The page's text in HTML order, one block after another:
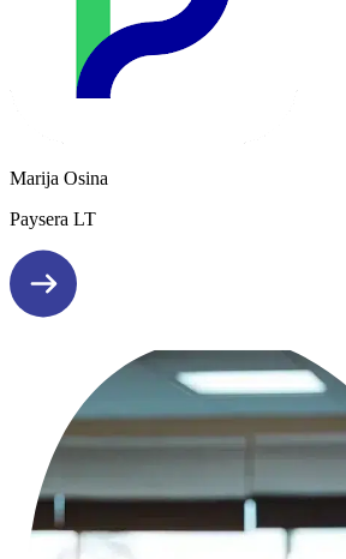
Marija Osina
Paysera LT